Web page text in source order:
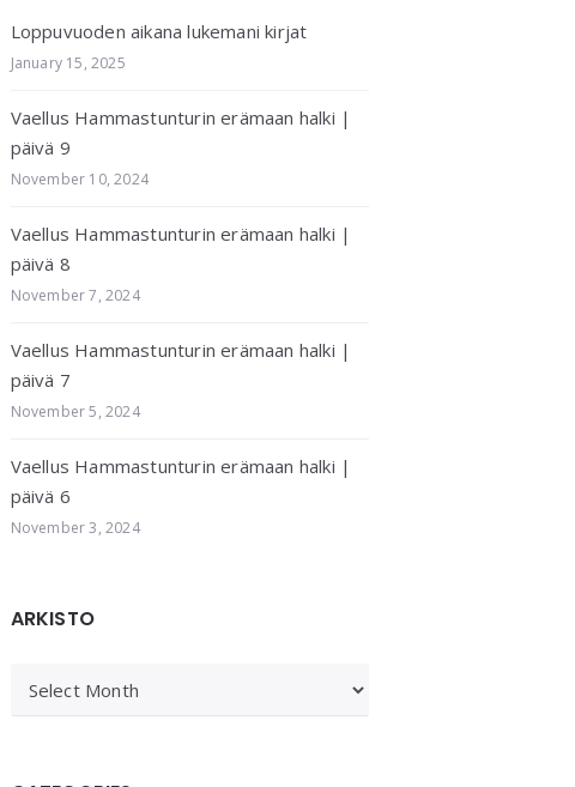
Loppuvuoden aikana lukemani kirjat
January 15, 2025
Vaellus Hammastunturin erämaan halki |
päivä 9
November 10, 2024
Vaellus Hammastunturin erämaan halki |
päivä 8
November 7, 2024
Vaellus Hammastunturin erämaan halki |
päivä 7
November 5, 2024
Vaellus Hammastunturin erämaan halki |
päivä 6
November 3, 2024
ARKISTO